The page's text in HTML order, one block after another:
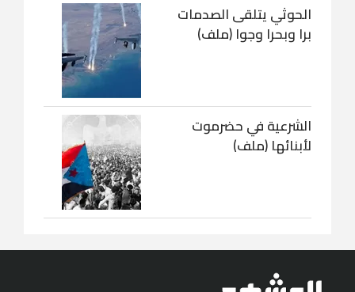
الحوثي يتلقى الصدمات
برا وبحرا وجوا (ملف)
الشرعية في حضرموت
لأبنائها (ملف)